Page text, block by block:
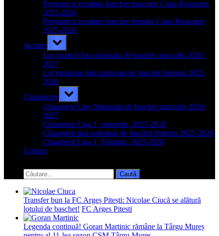
menu
Program si rezultate baschet masculin Cupa Romaniei
2025-2026
Program si rezultate baschet feminin Cupa Romaniei
2025-2026
Jucatori
Toggle
sub-
menu
Lot jucatori liga nationala de baschet masculin 2026-
2027
Lot jucatoare liga nationala de baschet feminin 2025-
2026
Clasamente
Toggle
sub-
menu
Clasament Liga Nationala de baschet masculin 2026-
2027
Clasament Liga 1, masculin, 2025-2026
Clasament liga nationala de baschet feminin 2025-2026
Clasament Liga 1, Feminin, 2025-2026
Contact
search
form
Caută
după:
Transfer bun la FC Argeș Pitești: Nicolae Ciucă se alătură
lotului de baschet! FC Arges Pitesti
Legenda continuă! Goran Martinic rămâne la Târgu Mureș